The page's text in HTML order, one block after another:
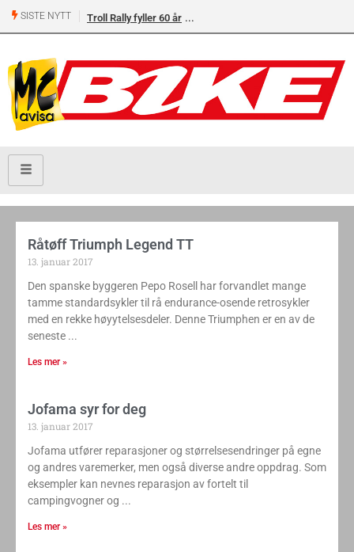
SISTE NYTT Troll Rally fyller 60 år
Råtøff Triumph Legend TT
13. januar 2017
Den spanske byggeren Pepo Rosell har forvandlet mange
tamme standardsykler til rå endurance-osende retrosykler
med en rekke høyytelsesdeler. Denne Triumphen er en av de
seneste
Les mer »
Jofama syr for deg
13. januar 2017
Jofama utfører reparasjoner og størrelsesendringer på egne
og andres varemerker, men også diverse andre oppdrag. Som
eksempler kan nevnes reparasjon av fortelt til
campingvogner og
Les mer »